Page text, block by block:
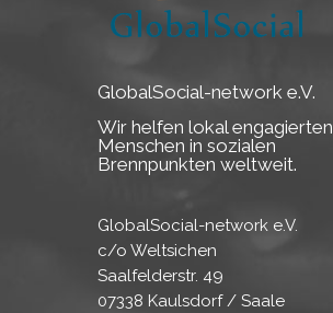
GlobalSocial-network e.V.
Wir helfen lokal engagierten
Menschen in sozialen
Brennpunkten weltweit.
GlobalSocial-network e.V.
c/o Weltsichen
Saalfelderstr. 49
07338 Kaulsdorf / Saale